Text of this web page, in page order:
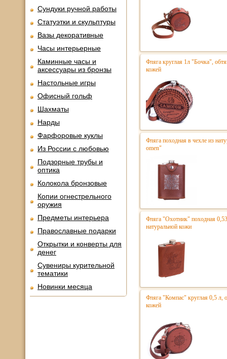
Сундуки ручной работы
Статуэтки и скульптуры
Вазы декоративные
Часы интерьерные
Каминные часы и
аксессуары из бронзы
Настольные игры
Офисный гольф
Шахматы
Нарды
Фарфоровые куклы
Из России с любовью
Подзорные трубы и
оптика
Колокола бронзовые
Копии огнестрельного
оружия
Предметы интерьера
Православные подарки
Открытки и конверты для
денег
Сувениры курительной
тематики
Новинки месяца
Фляга круглая 1л "Бочка",
кожей
Фляга походная в чехле из
omen"
Фляга "Охотник" походная
натуральной кожи
Фляга "Компас" круглая 0,5 л,
кожей